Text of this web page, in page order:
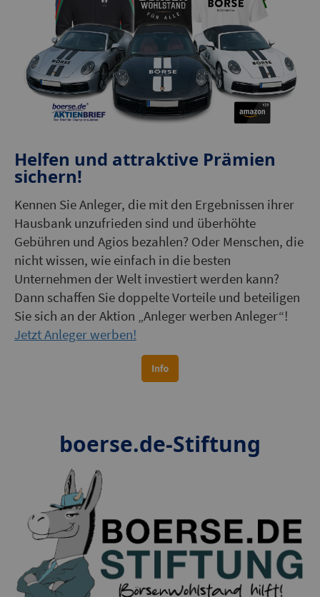
Helfen und attraktive Prämien
sichern!
Kennen Sie Anleger, die mit den Ergebnissen ihrer
Hausbank unzufrieden sind und überhöhte
Gebühren und Agios bezahlen? Oder Menschen, die
nicht wissen, wie einfach in die besten
Unternehmen der Welt investiert werden kann?
Dann schaffen Sie doppelte Vorteile und beteiligen
Sie sich an der Aktion „Anleger werben Anleger“!
Jetzt Anleger werben!
boerse.de-Stiftung